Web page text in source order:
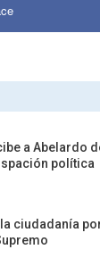
a Abelardo
política
ciudadanía